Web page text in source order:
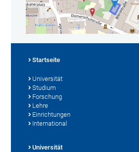
Startseite
Universität
Studium
Forschung
Lehre
Einrichtungen
International
Universität